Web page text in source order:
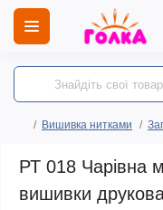
Вишивка нитками
РТ 018 Чарівна
вишивки